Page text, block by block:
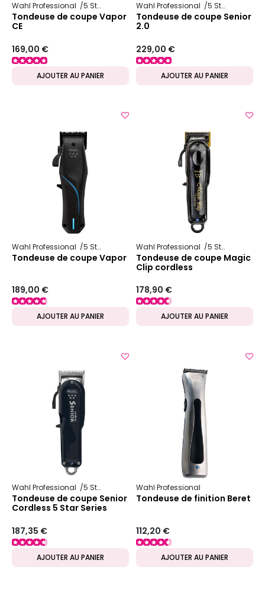
Wahl Professional 5 Star Series
Tondeuse de coupe Vapor
CE
169,00 €
AJOUTER AU PANIER
Wahl Professional 5 Star Series
Tondeuse de coupe Senior
2.0
229,00 €
AJOUTER AU PANIER
Wahl Professional 5 Star Series
Tondeuse de coupe Vapor
189,00 €
AJOUTER AU PANIER
Wahl Professional 5 Star Series
Tondeuse de coupe Magic
Clip cordless
178,90 €
AJOUTER AU PANIER
Wahl Professional 5 Star Series
Tondeuse de coupe Senior
Cordless 5 Star Series
187,35 €
AJOUTER AU PANIER
Wahl Professional
Tondeuse de finition Beret
112,20 €
AJOUTER AU PANIER